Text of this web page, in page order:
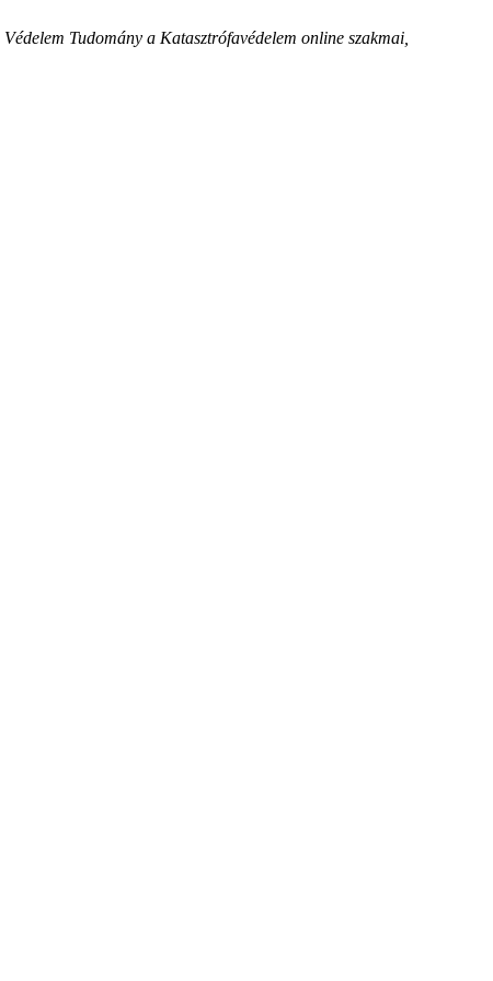
Védelem Tudomány a Katasztrófavédelem online szakmai,